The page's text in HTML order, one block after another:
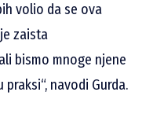
volio da se ova
zaista
bismo mnoge njene
navodi Gurda.